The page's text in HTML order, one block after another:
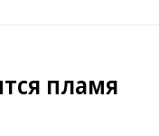
пламя